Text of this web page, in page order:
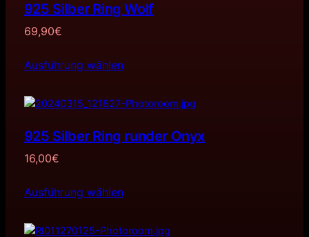
925 Silber Ring Wolf
69,90€
Ausführung wählen
925 Silber Ring runder Onyx
16,00€
Ausführung wählen